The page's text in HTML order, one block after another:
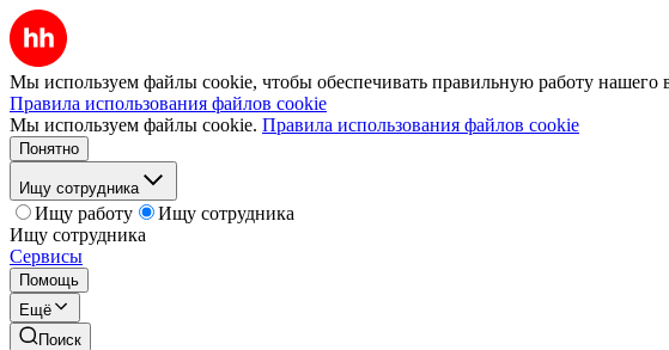
Мы используем файлы cookie, чтобы обеспечивать правильную работу нашего
Правила использования файлов cookie
Мы используем файлы cookie. Правила использования файлов cookie
Понятно
Ищу сотрудника
Ищу работу
Ищу сотрудника
Ищу сотрудника
Сервисы
Помощь
Ещё
Поиск